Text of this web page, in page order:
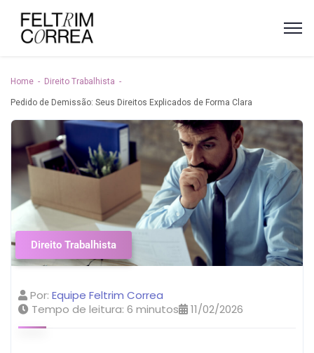
Home Direito Trabalhista
Pedido de Demissão: Seus Direitos Explicados de Forma Clara
Direito Trabalhista
Por: Equipe Feltrim Correa
Tempo de leitura: 6 minutos 11/02/2026